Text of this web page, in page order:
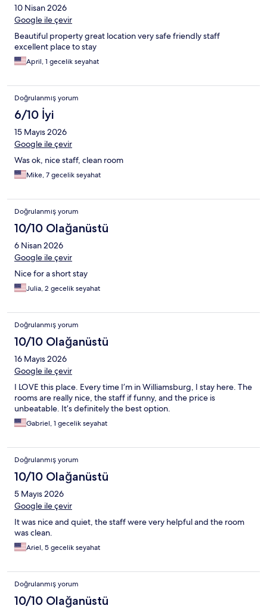
10 Nisan 2026
Google ile çevir
Beautiful property great location very safe friendly staff
excellent place to stay
April, 1 gecelik seyahat
Doğrulanmış yorum
6/10 İyi
15 Mayıs 2026
Google ile çevir
Was ok, nice staff, clean room
Mike, 7 gecelik seyahat
Doğrulanmış yorum
10/10 Olağanüstü
6 Nisan 2026
Google ile çevir
Nice for a short stay
Julia, 2 gecelik seyahat
Doğrulanmış yorum
10/10 Olağanüstü
16 Mayıs 2026
Google ile çevir
I LOVE this place. Every time I’m in Williamsburg, I stay here. The
rooms are really nice, the staff if funny, and the price is
unbeatable. It’s definitely the best option.
Gabriel, 1 gecelik seyahat
Doğrulanmış yorum
10/10 Olağanüstü
5 Mayıs 2026
Google ile çevir
It was nice and quiet, the staff were very helpful and the room
was clean.
Ariel, 5 gecelik seyahat
Doğrulanmış yorum
10/10 Olağanüstü